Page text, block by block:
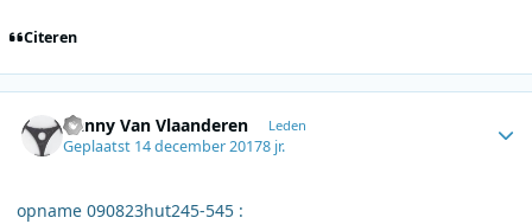
Citeren
Danny Van Vlaanderen Leden
Geplaatst 14 december 20178 jr.
opname 090823hut245-545 :